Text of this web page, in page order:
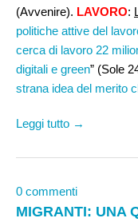
(Avvenire). LAVORO:
politiche attive del
cerca di lavoro 22
digitali e green” (Sole
strana idea del merito
Leggi tutto →
0 commenti
MIGRANTI: UNA